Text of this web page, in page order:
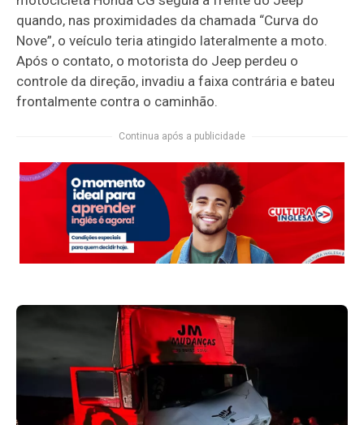
quando, nas proximidades da chamada “Curva do
Nove”, o veículo teria atingido lateralmente a moto.
Após o contato, o motorista do Jeep perdeu o
controle da direção, invadiu a faixa contrária e bateu
frontalmente contra o caminhão.
Continua após a publicidade